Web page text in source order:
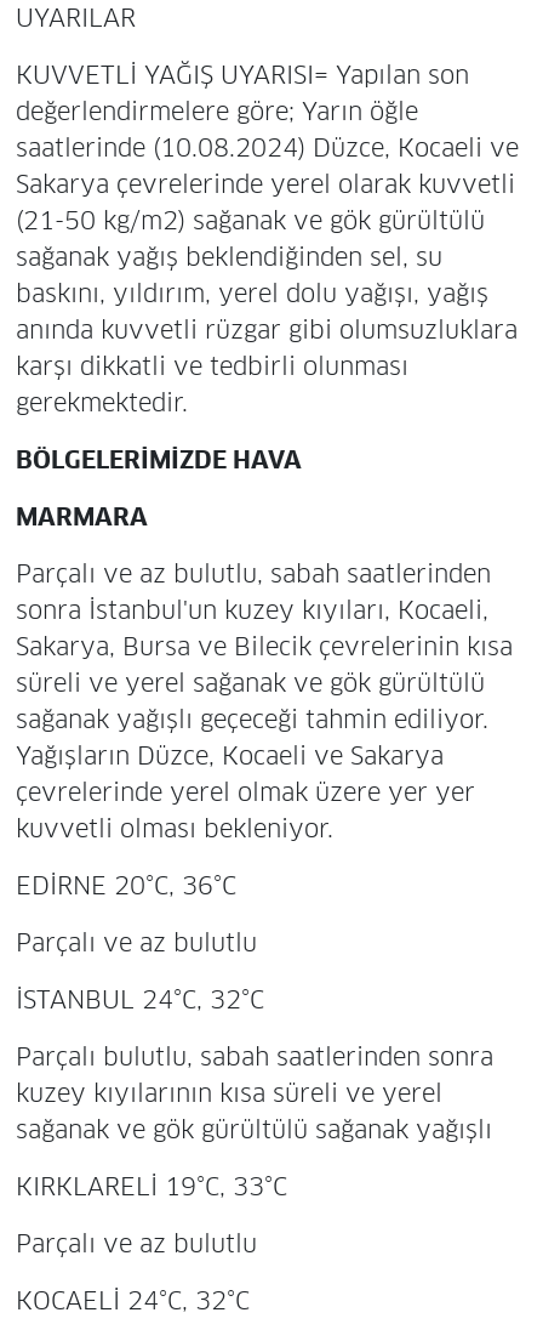
UYARILAR
KUVVETLİ YAĞIŞ UYARISI= Yapılan son
değerlendirmelere göre; Yarın öğle
saatlerinde (10.08.2024) Düzce, Kocaeli ve
Sakarya çevrelerinde yerel olarak kuvvetli
(21-50 kg/m2) sağanak ve gök gürültülü
sağanak yağış beklendiğinden sel, su
baskını, yıldırım, yerel dolu yağışı, yağış
anında kuvvetli rüzgar gibi olumsuzluklara
karşı dikkatli ve tedbirli olunması
gerekmektedir.
BÖLGELERİMİZDE HAVA
MARMARA
Parçalı ve az bulutlu, sabah saatlerinden
sonra İstanbul'un kuzey kıyıları, Kocaeli,
Sakarya, Bursa ve Bilecik çevrelerinin kısa
süreli ve yerel sağanak ve gök gürültülü
sağanak yağışlı geçeceği tahmin ediliyor.
Yağışların Düzce, Kocaeli ve Sakarya
çevrelerinde yerel olmak üzere yer yer
kuvvetli olması bekleniyor.
EDİRNE 20°C, 36°C
Parçalı ve az bulutlu
İSTANBUL 24°C, 32°C
Parçalı bulutlu, sabah saatlerinden sonra
kuzey kıyılarının kısa süreli ve yerel
sağanak ve gök gürültülü sağanak yağışlı
KIRKLARELİ 19°C, 33°C
Parçalı ve az bulutlu
KOCAELİ 24°C, 32°C